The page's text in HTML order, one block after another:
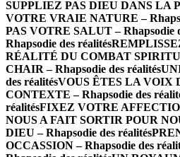
SUPPLIEZ PAS DIEU DANS LA
VOTRE VRAIE NATURE –
PAS VOTRE SALUT – Rhapsodie
Rhapsodie des réalités
RÉALITÉ DU COMBAT
CHAIR – Rhapsodie des réalités
des réalitésVOUS ÊTES LA VOIX
CONTEXTE – Rhapsodie des
réalitésFIXEZ VOTRE
NOUS A FAIT SORTIR POUR
DIEU – Rhapsodie des réalités
OCCASSION – Rhapsodie des